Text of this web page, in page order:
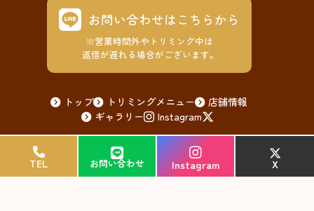
TEL お問い合わせ Instagram X
TEL お問い合わせ Instagram X
お問い合わせはこちらから
※営業時間外やトリミング中は
返信が遅れる場合がございます。
トップ トリミングメニュー
店舗情報
ギャラリー
Instagram
© 2026 ペットサロンまーれん